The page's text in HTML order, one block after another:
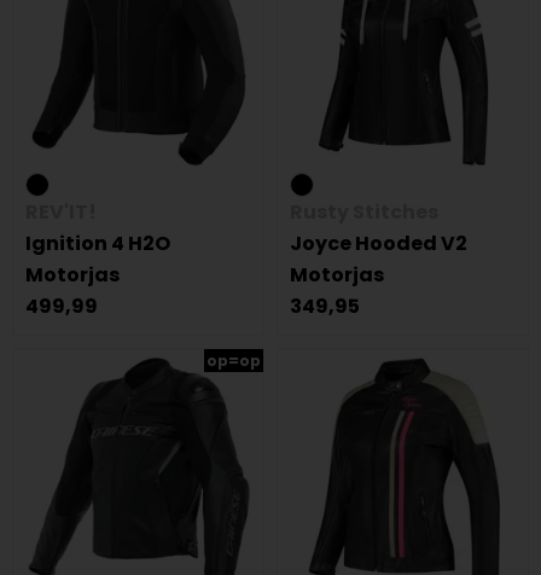
Ignition 4 H2O
Motorjas
499,99
Joyce Hooded V2
Motorjas
349,95
op=op